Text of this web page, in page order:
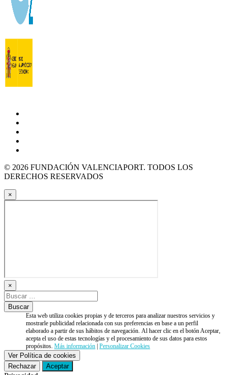
© 2026 FUNDACIÓN VALENCIAPORT. TODOS LOS
DERECHOS RESERVADOS
×
×
Esta web utiliza cookies propias y de terceros para analizar nuestros servicios y
mostrarle publicidad relacionada con sus preferencias en base a un perfil
elaborado a partir de sus hábitos de navegación. Al hacer clic en el botón Aceptar,
acepta el uso de estas tecnologías y el procesamiento de sus datos para estos
propósitos.Más información |Personalizar Cookies
Ver Política de cookies
Rechazar
Aceptar